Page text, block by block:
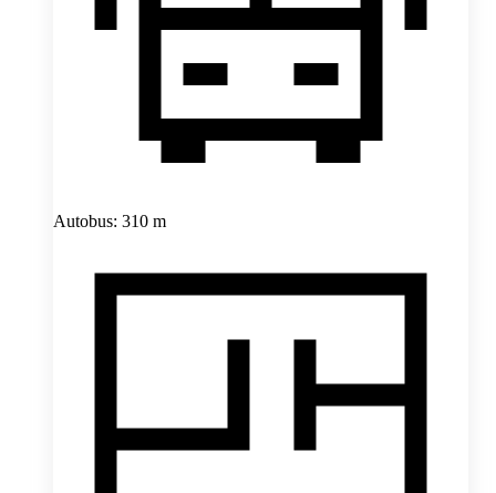
Autobus: 310 m